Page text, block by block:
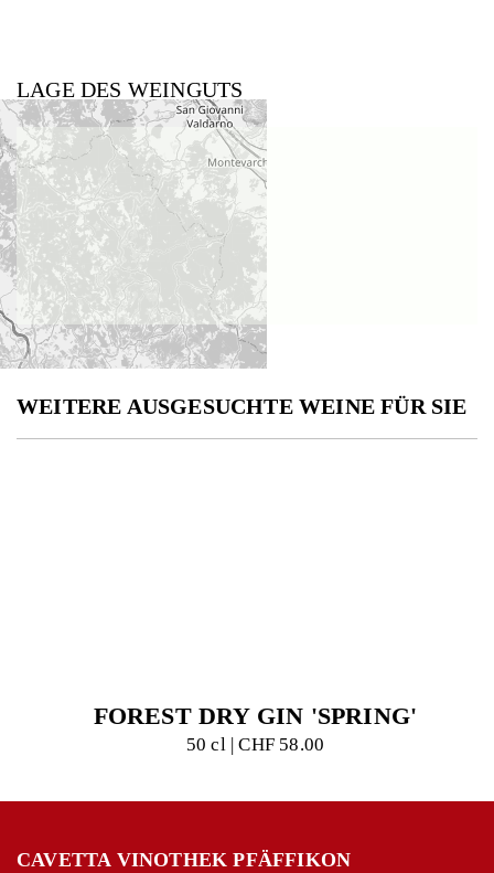
LAGE DES WEINGUTS
WEITERE AUSGESUCHTE WEINE FÜR SIE
FOREST DRY GIN 'SPRING'
50 cl | CHF 58.00
CAVETTA VINOTHEK PFÄFFIKON